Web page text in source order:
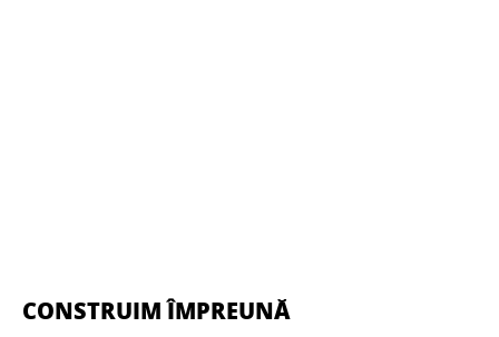
CONSTRUIM ÎMPREUNĂ